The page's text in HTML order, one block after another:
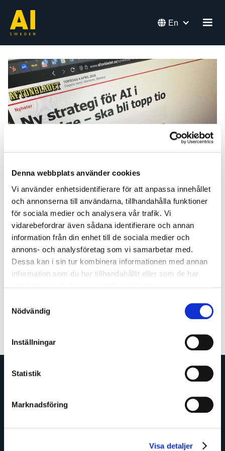
Denna webbplats använder cookies
Vi använder enhetsidentifierare för att anpassa innehållet
och annonserna till användarna, tillhandahålla funktioner
för sociala medier och analysera vår trafik. Vi
vidarebefordrar även sådana identifierare och annan
information från din enhet till de sociala medier och
annons- och analysföretag som vi samarbetar med.
Dessa kan i sin tur kombinera informationen med annan
information som du har tillhandahållit eller som de har
Nödvändig
Inställningar
Statistik
Marknadsföring
Visa detaljer
 En
Aftonbladet
Press and media
and brings together 140+ partners across the